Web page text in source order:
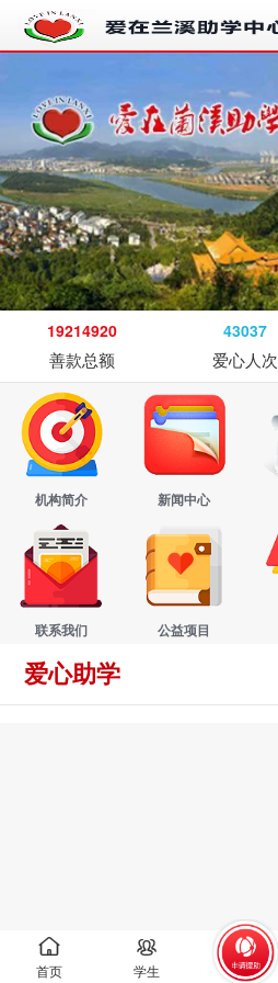
首页 学生
19214920
善款总额
43037
爱心人次
机构简介 新闻中心
联系我们 公益项目
爱心助学